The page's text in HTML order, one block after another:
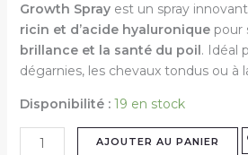
Growth Sprayest un spray innovant
ricin et d’acide hyaluroniquepour
brillance et la santé du poil. Idéal
dégarnies, les chevaux tondus ou à
Disponibilité : 19 en stock
AJOUTER AU PANIER